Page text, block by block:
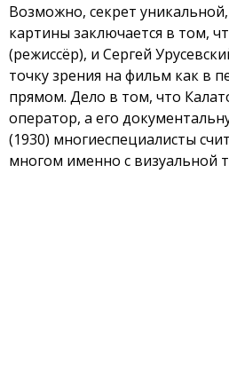
Возможно, секрет
картины заключается в том,
(режиссёр), и Сергей
точку зрения на фильм как в
прямом. Дело в том, что
оператор, а его
(1930) многиеспециалисты
многом именно с визуальной